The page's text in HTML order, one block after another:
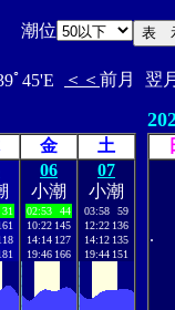
潮位
ﾟ45'E ＜＜ 前月 翌
金
土
31
06
小潮
02:53
44
10:22 145
14:14 127
19:46 166
07
小潮
03:58
59
12:22 136
14:12 135
19:44 151
.